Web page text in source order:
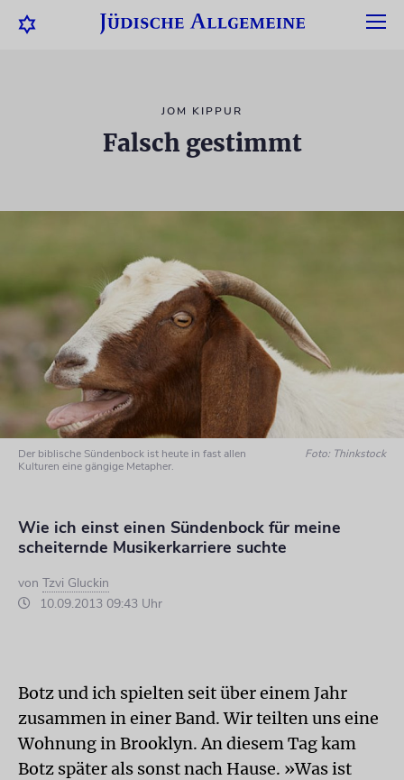
JOM KIPPUR
Falsch gestimmt
Der biblische Sündenbock ist heute in fast allen
Kulturen eine gängige Metapher.
Foto: Thinkstock
Wie ich einst einen Sündenbock für meine
scheiternde Musikerkarriere suchte
von Tzvi Gluckin
10.09.2013 09:43 Uhr
Botz und ich spielten seit über einem Jahr
zusammen in einer Band. Wir teilten uns eine
Wohnung in Brooklyn. An diesem Tag kam
Botz später als sonst nach Hause. »Was ist